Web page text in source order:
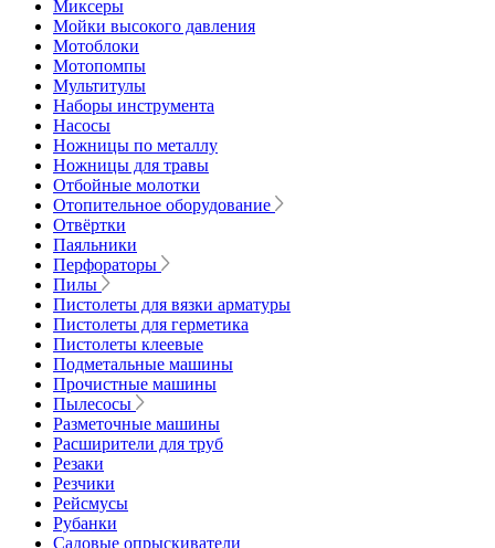
Миксеры
Мойки высокого давления
Мотоблоки
Мотопомпы
Мультитулы
Наборы инструмента
Насосы
Ножницы по металлу
Ножницы для травы
Отбойные молотки
Отопительное оборудование
Отвёртки
Паяльники
Перфораторы
Пилы
Пистолеты для вязки арматуры
Пистолеты для герметика
Пистолеты клеевые
Подметальные машины
Прочистные машины
Пылесосы
Разметочные машины
Расширители для труб
Резаки
Резчики
Рейсмусы
Рубанки
Садовые опрыскиватели